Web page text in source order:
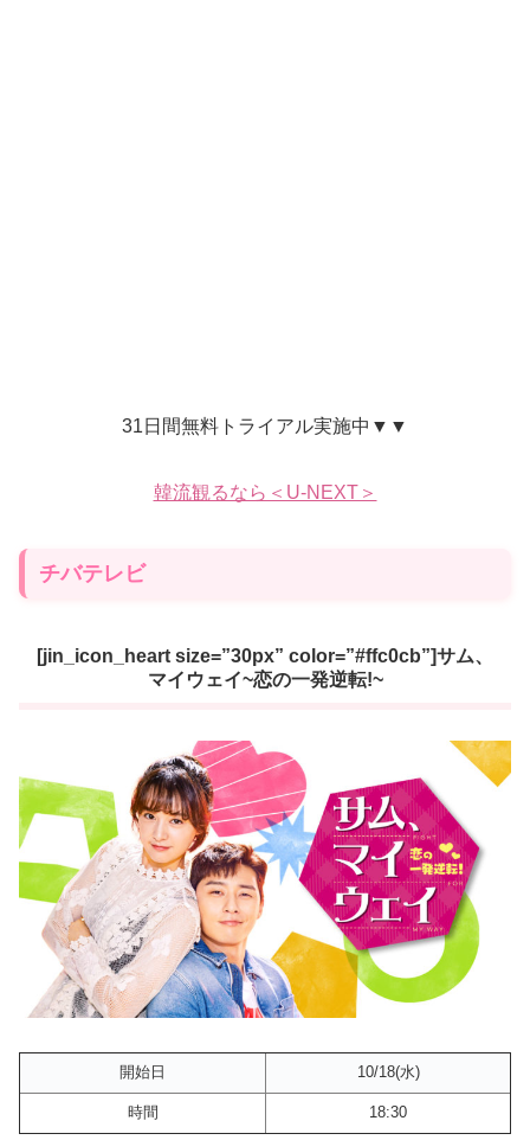
31日間無料トライアル実施中▼▼
韓流観るなら＜U-NEXT＞
チバテレビ
[jin_icon_heart size=”30px” color=”#ffc0cb”]サム、
マイウェイ~恋の一発逆転!~
開始日 10/18(水)
時間 18:30